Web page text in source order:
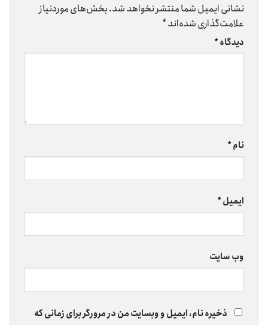
نشانی ایمیل شما منتشر نخواهد شد.بخش‌های موردنیاز
علامت‌گذاری شده‌اند*
دیدگاه*
نام*
ایمیل*
وب‌ سایت
ذخیره نام، ایمیل و وبسایت من در مرورگر برای زمانی که